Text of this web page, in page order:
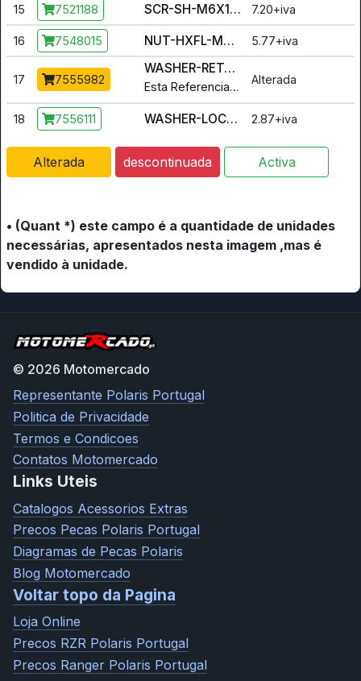
15 7521188 SCR-SH-M6X1.0X18 9.8 ZY3 SEMS 7.20+iva
16 7548015 NUT-HXFL-M8X1.25 10 SPC 5.77+iva
17 7555982
WASHER-RETAINING,8.5X28X3
Alterada
18 7556111 WASHER-LOCK M8X12.7ODX2MM ZY3 2.87+iva
Alterada descontinuada Activa
• (Quant *) este campo é a quantidade de unidades
necessárias, apresentados nesta imagem ,mas é
vendido à unidade.
© 2026 Motomercado
Representante Polaris Portugal
Politica de Privacidade
Termos e Condicoes
Contatos Motomercado
Links Uteis
Catalogos Acessorios Extras
Precos Pecas Polaris Portugal
Diagramas de Pecas Polaris
Blog Motomercado
Voltar topo da Pagina
Loja Online
Precos RZR Polaris Portugal
Precos Ranger Polaris Portugal